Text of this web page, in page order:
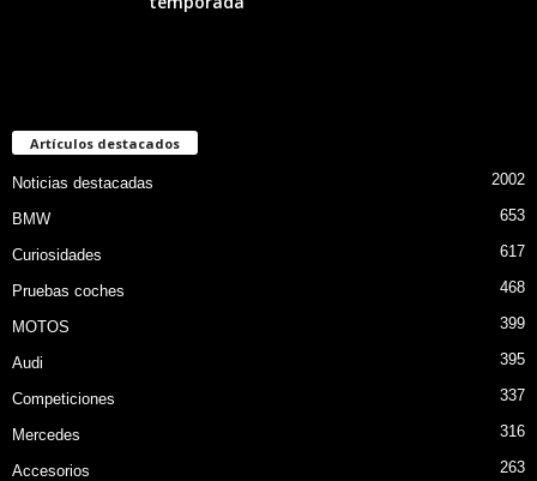
Artículos destacados
Noticias destacadas 2002
BMW 653
Curiosidades 617
Pruebas coches 468
MOTOS 399
Audi 395
Competiciones 337
Mercedes 316
Accesorios 263